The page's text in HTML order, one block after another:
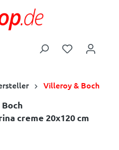
Villeroy & Boch
creme 20x120 cm